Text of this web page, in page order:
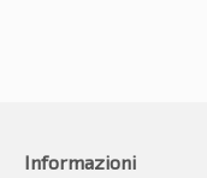
Informazioni